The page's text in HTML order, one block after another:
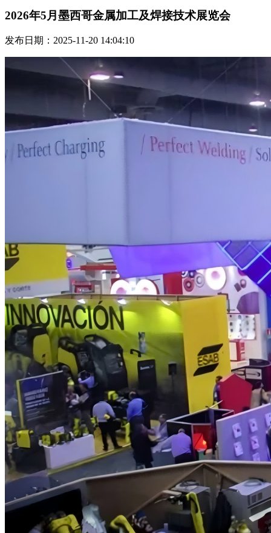
2026年5月墨西哥金属加工及焊接技术展览会
发布日期：2025-11-20 14:04:10